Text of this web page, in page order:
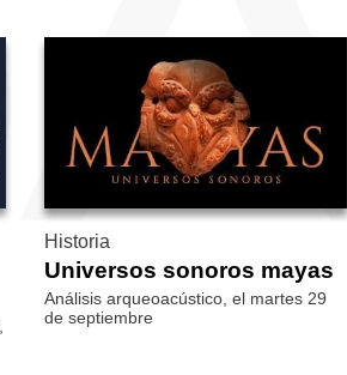
Historia
Universos sonoros mayas
Análisis arqueoacústico, el martes 29
de septiembre